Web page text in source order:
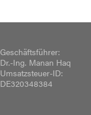
Geschäftsführer:
Dr.-Ing. Manan Haq
Umsatzsteuer-ID:
DE320348384